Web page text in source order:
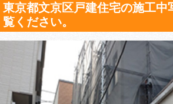
東京都文京区戸建住宅の施工中
覧ください。